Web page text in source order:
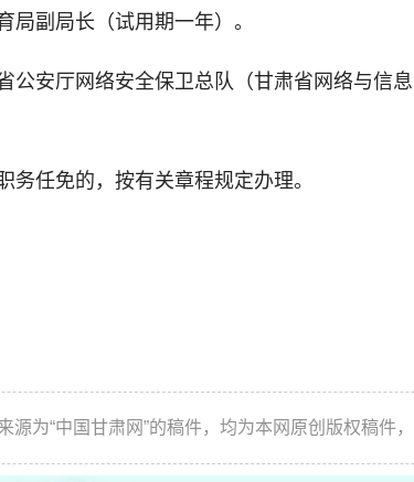
局副局长（试用期一年）。
公安厅网络安全保卫总队（甘肃省网络与信
务任免的，按有关章程规定办理。
源为“中国甘肃网”的稿件，均为本网原创版权稿件